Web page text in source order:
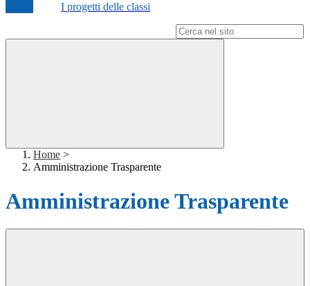
I progetti delle classi
Home >
Amministrazione Trasparente
Amministrazione Trasparente